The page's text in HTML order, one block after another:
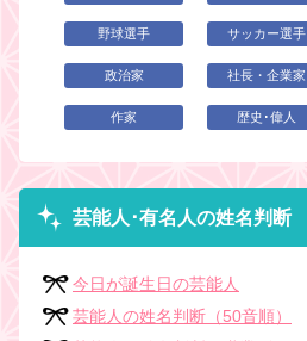
野球選手 サッカー選手
政治家 社長・企業家
作家 歴史･偉人
芸能人･有名人の姓名判断
今日が誕生日の芸能人
芸能人の姓名判断（50音順）